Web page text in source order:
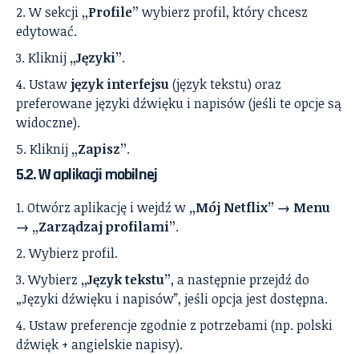
W sekcji „Profile” wybierz profil, który chcesz
edytować.
Kliknij „Języki”.
Ustawjęzyk interfejsu(język tekstu) oraz
preferowane języki dźwięku i napisów (jeśli te opcje są
widoczne).
Kliknij „Zapisz”.
5.2. W aplikacji mobilnej
Otwórz aplikację i wejdź w „Mój Netflix” → Menu
→ „Zarządzaj profilami”.
Wybierz profil.
Wybierz „Język tekstu”, a następnie przejdź do
„Języki dźwięku i napisów”, jeśli opcja jest dostępna.
Ustaw preferencje zgodnie z potrzebami (np. polski
dźwięk + angielskie napisy).